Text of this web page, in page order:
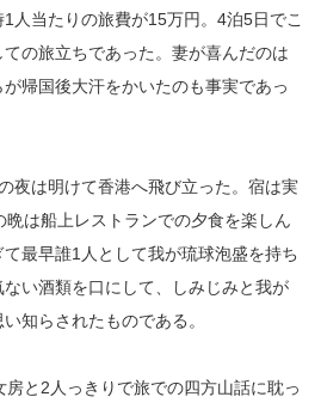
人当たりの旅費が15万円。4泊5日でこ
の旅立ちであった。妻が喜んだのは
帰国後大汗をかいたのも事実であっ
夜は明けて香港へ飛び立った。宿は実
は船上レストランでの夕食を楽しん
最早誰1人として我が琉球泡盛を持ち
い酒類を口にして、しみじみと我が
知らされたものである。
と2人っきりで旅での四方山話に耽っ